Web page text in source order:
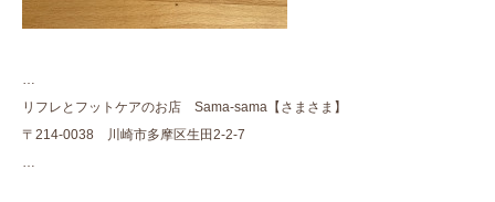
リフレとフットケアのお店 Sama-sama【さまさま】
〒214-0038 川崎市多摩区生田2-2-7